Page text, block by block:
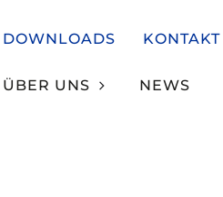
DOWNLOADS KONTAKT
ÜBER UNS NEWS